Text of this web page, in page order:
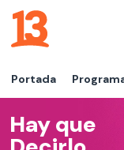
Portada
Hay que